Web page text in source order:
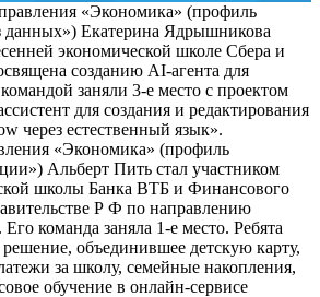
«Экономика» (профиль
данных») Екатерина Ядрышникова
экономической школе Сбера и
созданию AI-агента для
заняли 3-е место с проектом
для создания и редактирования
через естественный язык».
«Экономика» (профиль
Альберт Пить стал участником
школы Банка ВТБ и Финансового
Р Ф по направлению
команда заняла 1-е место. Ребята
объединившее детскую карту,
за школу, семейные накопления,
обучение в онлайн-сервисе